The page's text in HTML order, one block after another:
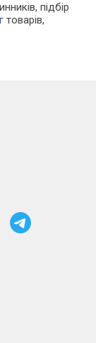
підбір
товарів,